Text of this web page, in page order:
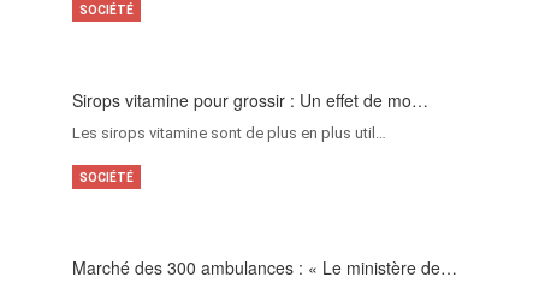
Sirops vitamine pour grossir : Un effet de mo…
Les sirops vitamine sont de plus en plus util…
SOCIÉTÉ
Marché des 300 ambulances : « Le ministère de…
SOCIÉTÉ